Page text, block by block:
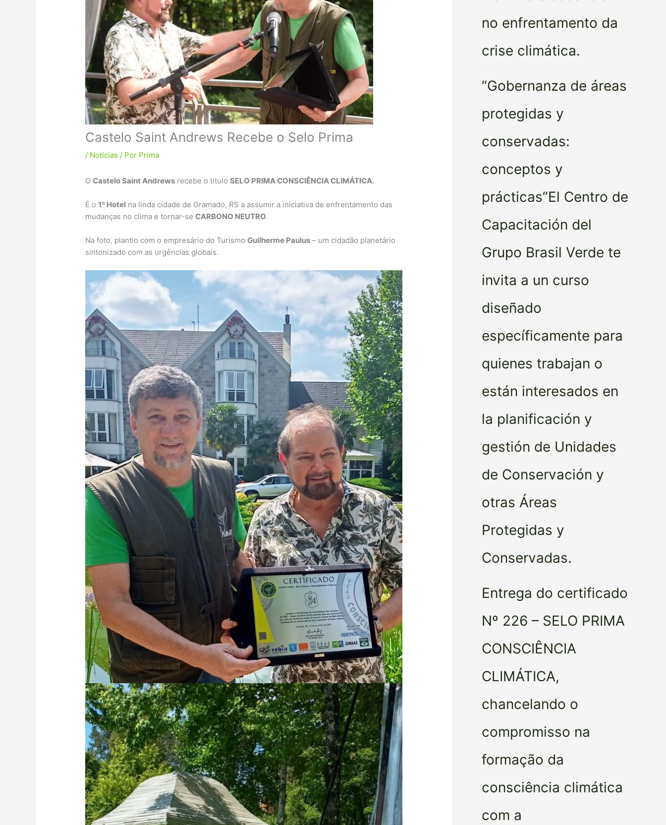
Castelo Saint Andrews Recebe o Selo Prima
/ Notícias / Por Prima
OCastelo Saint Andrews recebe o títuloSELO PRIMA CONSCIÊNCIA CLIMÁTICA.
É o1º Hotel na linda cidade de Gramado, RS a assumir a iniciativa de enfrentamento das
mudanças no clima e tornar-seCARBONO NEUTRO.
Na foto, plantio com o empresário do TurismoGuilherme Paulus – um cidadão planetário
sintonizado com as urgências globais.
no enfrentamento da
crise climática.
“Gobernanza de áreas
protegidas y
conservadas:
conceptos y
prácticas”El Centro de
Capacitación del
Grupo Brasil Verde te
invita a un curso
diseñado
específicamente para
quienes trabajan o
están interesados en
la planificación y
gestión de Unidades
de Conservación y
otras Áreas
Protegidas y
Conservadas.
Entrega do certificado
Nº 226 – SELO PRIMA
CONSCIÊNCIA
CLIMÁTICA,
chancelando o
compromisso na
formação da
consciência climática
com a